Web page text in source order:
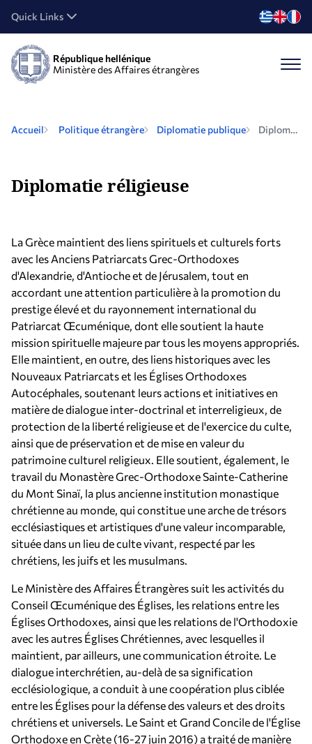
Quick Links
République hellénique
Ministère des Affaires étrangères
Accueil Politique étrangère Diplomatie publique Diplomatie réligieuse
Diplomatie réligieuse
La Grèce maintient des liens spirituels et culturels forts
avec les Anciens Patriarcats Grec-Orthodoxes
d'Alexandrie, d'Antioche et de Jérusalem, tout en
accordant une attention particulière à la promotion du
prestige élevé et du rayonnement international du
Patriarcat Œcuménique, dont elle soutient la haute
mission spirituelle majeure par tous les moyens appropriés.
Elle maintient, en outre, des liens historiques avec les
Nouveaux Patriarcats et les Églises Orthodoxes
Autocéphales, soutenant leurs actions et initiatives en
matière de dialogue inter-doctrinal et interreligieux, de
protection de la liberté religieuse et de l'exercice du culte,
ainsi que de préservation et de mise en valeur du
patrimoine culturel religieux. Elle soutient, également, le
travail du Monastère Grec-Orthodoxe Sainte-Catherine
du Mont Sinaï, la plus ancienne institution monastique
chrétienne au monde, qui constitue une arche de trésors
ecclésiastiques et artistiques d'une valeur incomparable,
située dans un lieu de culte vivant, respecté par les
chrétiens, les juifs et les musulmans.
Le Ministère des Affaires Étrangères suit les activités du
Conseil Œcuménique des Églises, les relations entre les
Églises Orthodoxes, ainsi que les relations de l'Orthodoxie
avec les autres Églises Chrétiennes, avec lesquelles il
maintient, par ailleurs, une communication étroite. Le
dialogue interchrétien, au-delà de sa signification
ecclésiologique, a conduit à une coopération plus ciblée
entre les Églises pour la défense des valeurs et des droits
chrétiens et universels. Le Saint et Grand Concile de l'Église
Orthodoxe en Crète (16-27 juin 2016) a traité de manière